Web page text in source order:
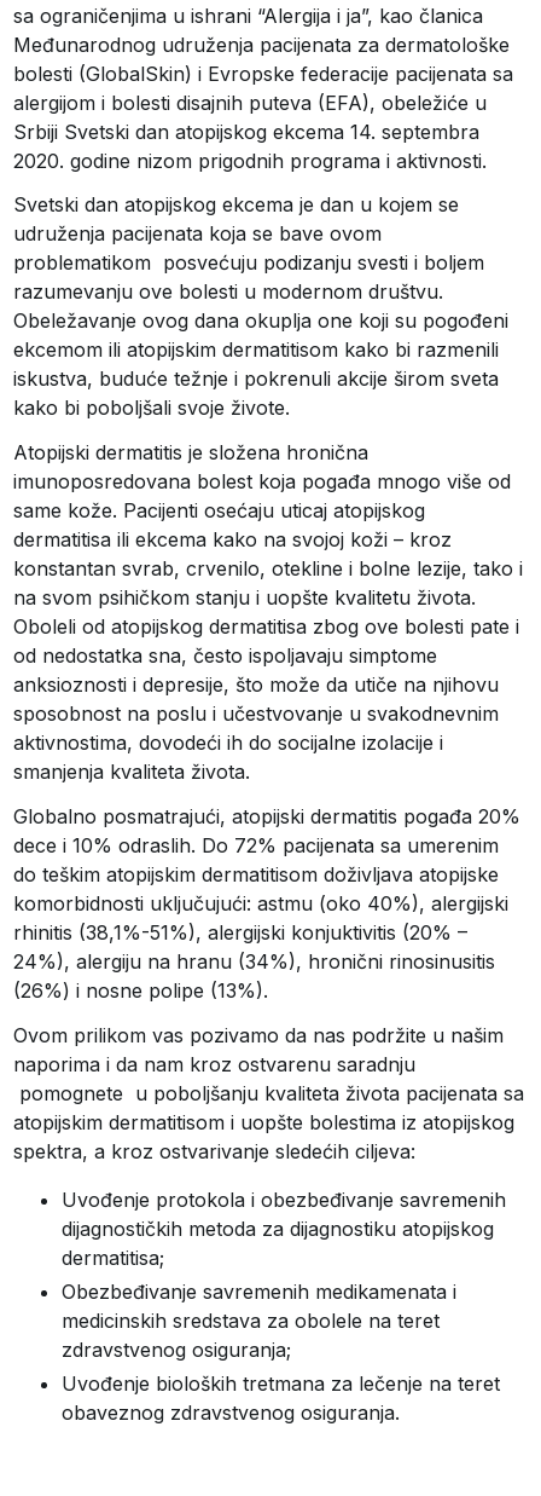
sa ograničenjima u ishrani “Alergija i ja”, kao članica
Međunarodnog udruženja pacijenata za dermatološke
bolesti (GlobalSkin) i Evropske federacije pacijenata sa
alergijom i bolesti disajnih puteva (EFA), obeležiće u
Srbiji Svetski dan atopijskog ekcema 14. septembra
2020. godine nizom prigodnih programa i aktivnosti.
Svetski dan atopijskog ekcema je dan u kojem se
udruženja pacijenata koja se bave ovom
problematikom posvećuju podizanju svesti i boljem
razumevanju ove bolesti u modernom društvu.
Obeležavanje ovog dana okuplja one koji su pogođeni
ekcemom ili atopijskim dermatitisom kako bi razmenili
iskustva, buduće težnje i pokrenuli akcije širom sveta
kako bi poboljšali svoje živote.
Atopijski dermatitis je složena hronična
imunoposredovana bolest koja pogađa mnogo više od
same kože. Pacijenti osećaju uticaj atopijskog
dermatitisa ili ekcema kako na svojoj koži – kroz
konstantan svrab, crvenilo, otekline i bolne lezije, tako i
na svom psihičkom stanju i uopšte kvalitetu života.
Oboleli od atopijskog dermatitisa zbog ove bolesti pate i
od nedostatka sna, često ispoljavaju simptome
anksioznosti i depresije, što može da utiče na njihovu
sposobnost na poslu i učestvovanje u svakodnevnim
aktivnostima, dovodeći ih do socijalne izolacije i
smanjenja kvaliteta života.
Globalno posmatrajući, atopijski dermatitis pogađa 20%
dece i 10% odraslih. Do 72% pacijenata sa umerenim
do teškim atopijskim dermatitisom doživljava atopijske
komorbidnosti uključujući: astmu (oko 40%), alergijski
rhinitis (38,1%-51%), alergijski konjuktivitis (20% –
24%), alergiju na hranu (34%), hronični rinosinusitis
(26%) i nosne polipe (13%).
Ovom prilikom vas pozivamo da nas podržite u našim
naporima i da nam kroz ostvarenu saradnju
pomognete u poboljšanju kvaliteta života pacijenata sa
atopijskim dermatitisom i uopšte bolestima iz atopijskog
spektra, a kroz ostvarivanje sledećih ciljeva:
Uvođenje protokola i obezbeđivanje savremenih
dijagnostičkih metoda za dijagnostiku atopijskog
dermatitisa;
Obezbeđivanje savremenih medikamenata i
medicinskih sredstava za obolele na teret
zdravstvenog osiguranja;
Uvođenje bioloških tretmana za lečenje na teret
obaveznog zdravstvenog osiguranja.